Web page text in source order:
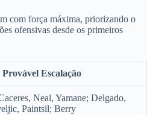
com força máxima, priorizando o
ofensivas desde os primeiros
Provável Escalação
Neal, Yamane; Delgado,
Paintsil; Berry